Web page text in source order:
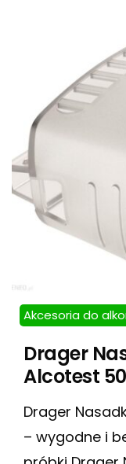
Akcesoria do
Drager
Alcotest
Drager
– wygodne i